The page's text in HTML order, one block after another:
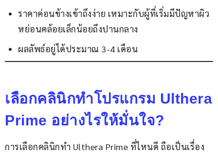
ราคาค่อนข้างเข้าถึงง่าย เหมาะกับผู้ที่เริ่มมีปัญหาผิว
หย่อนคล้อยเล็กน้อยถึงปานกลาง
ผลลัพธ์อยู่ได้ประมาณ 3-4 เดือน
เลือกคลินิกทำโปรแกรม Ulthera
Prime อย่างไรให้มั่นใจ?
การเลือกคลินิกทำ Ulthera Prime ที่ไหนดี ถือเป็นเรื่อง